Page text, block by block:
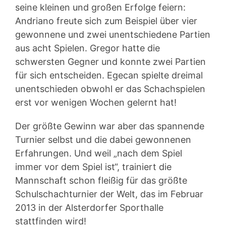
seine kleinen und großen Erfolge feiern:
Andriano freute sich zum Beispiel über vier
gewonnene und zwei unentschiedene Partien
aus acht Spielen. Gregor hatte die
schwersten Gegner und konnte zwei Partien
für sich entscheiden. Egecan spielte dreimal
unentschieden obwohl er das Schachspielen
erst vor wenigen Wochen gelernt hat!
Der größte Gewinn war aber das spannende
Turnier selbst und die dabei gewonnenen
Erfahrungen. Und weil „nach dem Spiel
immer vor dem Spiel ist“, trainiert die
Mannschaft schon fleißig für das größte
Schulschachturnier der Welt, das im Februar
2013 in der Alsterdorfer Sporthalle
stattfinden wird!